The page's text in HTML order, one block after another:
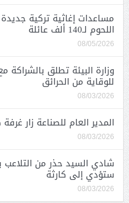
اللحوم لـ140 ألف عائلة
08/05/2026
وزارة البيئة تطلق بالشراكة
للوقاية من الحرائق
08/03/2026
المدير العام للصناعة زار
08/03/2026
شادي السيد حذر من التلاعب
ستؤدي إلى كارثة
08/03/2026